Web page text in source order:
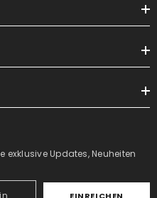
exklusive Updates, Neuheiten
EINREICHEN